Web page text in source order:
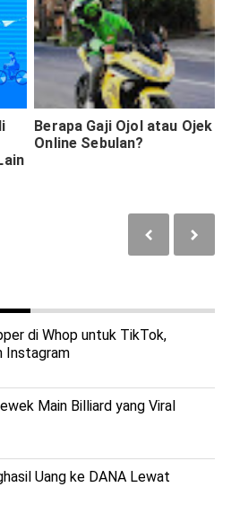
Berapa Gaji Ojol atau Ojek
Online Sebulan?
di Whop untuk TikTok,
Instagram
Main Billiard yang Viral
Uang ke DANA Lewat